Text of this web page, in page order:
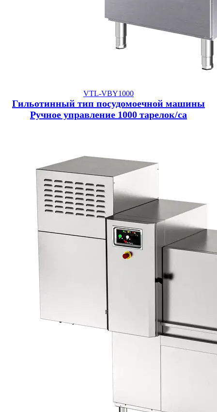
VTL-VBY1000
Гильотинный тип посудомоечной машины
Ручное управление 1000 тарелок/са